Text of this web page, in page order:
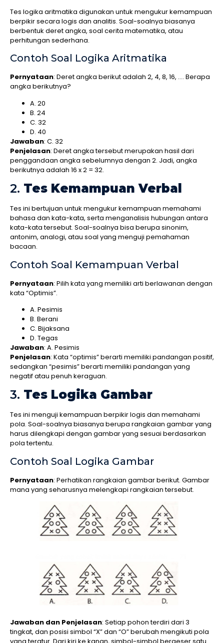
Tes logika aritmatika digunakan untuk mengukur kemampuan
berpikir secara logis dan analitis. Soal-soalnya biasanya
berbentuk deret angka, soal cerita matematika, atau
perhitungan sederhana.
Contoh Soal Logika Aritmatika
Pernyataan: Deret angka berikut adalah 2, 4, 8, 16, …. Berapa
angka berikutnya?
A. 20
B. 24
C. 32
D. 40
Jawaban: C. 32
Penjelasan: Deret angka tersebut merupakan hasil dari
penggandaan angka sebelumnya dengan 2. Jadi, angka
berikutnya adalah 16 x 2 = 32.
2. Tes Kemampuan Verbal
Tes ini bertujuan untuk mengukur kemampuan memahami
bahasa dan kata-kata, serta menganalisis hubungan antara
kata-kata tersebut. Soal-soalnya bisa berupa sinonim,
antonim, analogi, atau soal yang menguji pemahaman
bacaan.
Contoh Soal Kemampuan Verbal
Pernyataan: Pilih kata yang memiliki arti berlawanan dengan
kata “Optimis”.
A. Pesimis
B. Berani
C. Bijaksana
D. Tegas
Jawaban: A. Pesimis
Penjelasan: Kata “optimis” berarti memiliki pandangan positif,
sedangkan “pesimis” berarti memiliki pandangan yang
negatif atau penuh keraguan.
3. Tes Logika Gambar
Tes ini menguji kemampuan berpikir logis dan memahami
pola. Soal-soalnya biasanya berupa rangkaian gambar yang
harus dilengkapi dengan gambar yang sesuai berdasarkan
pola tertentu.
Contoh Soal Logika Gambar
Pernyataan: Perhatikan rangkaian gambar berikut. Gambar
mana yang seharusnya melengkapi rangkaian tersebut.
Jawaban dan Penjelasan: Setiap pohon terdiri dari 3
tingkat, dan posisi simbol “X” dan “O” berubah mengikuti pola